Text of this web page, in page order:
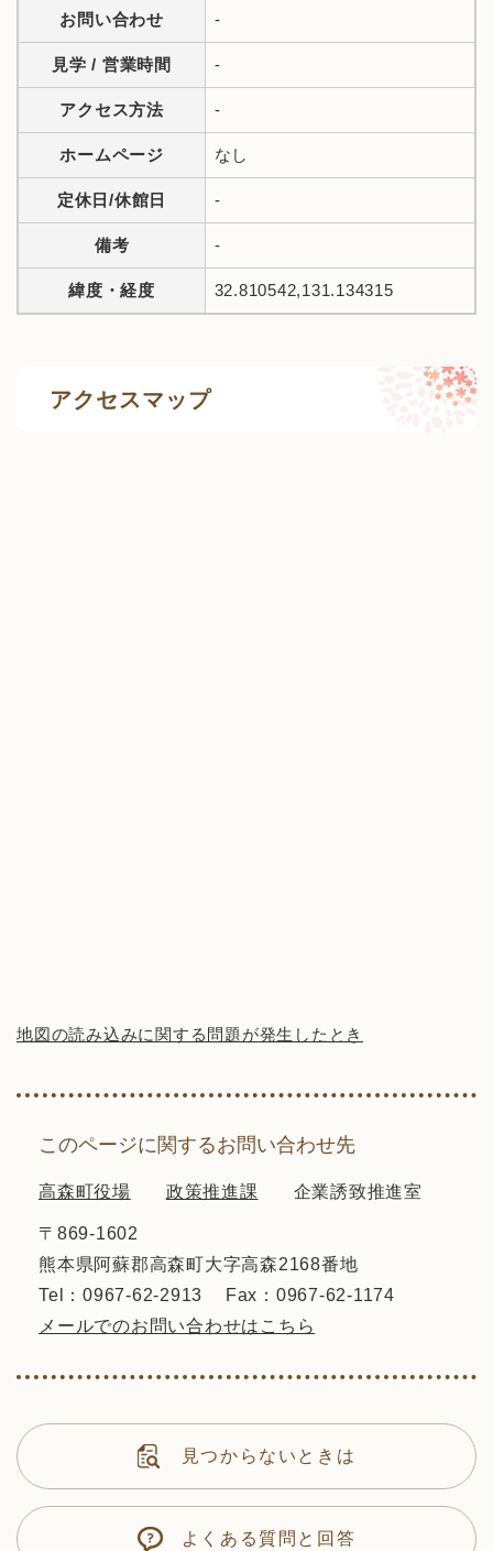
お問い合わせ -
見学 / 営業時間 -
アクセス方法 -
ホームページ なし
定休日/休館日 -
備考 -
緯度・経度 32.810542,131.134315
アクセスマップ
地図の読み込みに関する問題が発生したとき
このページに関するお問い合わせ先
高森町役場 政策推進課 企業誘致推進室
〒869-1602
熊本県阿蘇郡高森町大字高森2168番地
Tel：0967-62-2913
Fax：0967-62-1174
メールでのお問い合わせはこちら
見つからないときは
よくある質問と回答